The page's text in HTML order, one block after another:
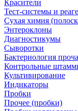
Красители
Тест-системы и
Сухая химия
Энтероклоны
Диагностикумы
Сыворотки
Бактериология
Контрольные
Культивирование
Индикаторы
Пробки
Прочее (пробки)